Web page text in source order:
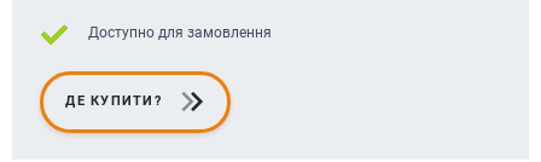
Доступно для замовлення
ДЕ КУПИТИ?